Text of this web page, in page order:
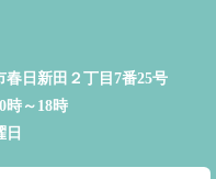
春日新田２丁目7番25号
時～18時
日